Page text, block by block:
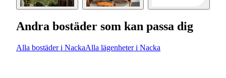
Andra bostäder som kan passa dig
Alla bostäder i NackaAlla lägenheter i Nacka